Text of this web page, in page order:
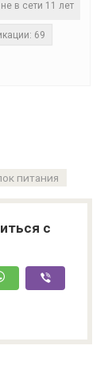
не в сети 11 лет
69
питания
с